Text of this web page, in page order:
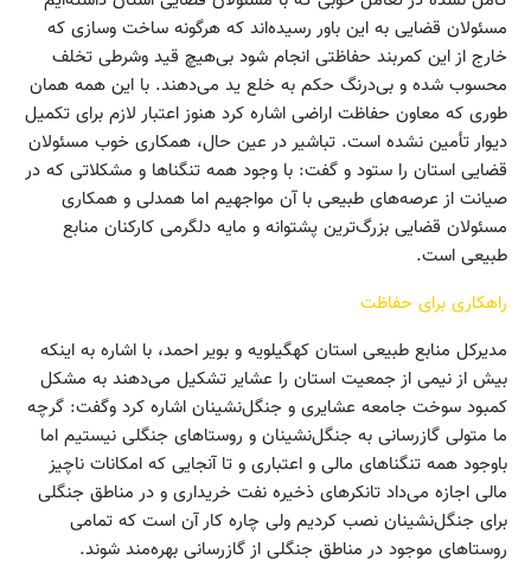
مسئولان قضایی به این باور رسیده‌اند که هرگونه ساخت وسازی که
خارج از این کمربند حفاظتی انجام شود بی‌هیچ قید وشرطی تخلف
محسوب شده و بی‌درنگ حکم به خلع ید می‌دهند. با این همه همان
طوری که معاون حفاظت اراضی اشاره کرد هنوز اعتبار لازم برای تکمیل
دیوار تأمین نشده است. تباشیر در عین حال، همکاری خوب مسئولان
قضایی استان را ستود و گفت: با وجود همه تنگناها و مشکلاتی که در
صیانت از عرصه‌های طبیعی با آن مواجهیم اما همدلی و همکاری
مسئولان قضایی بزرگ‌ترین پشتوانه و مایه دلگرمی کارکنان منابع
طبیعی است.
راهکاری برای حفاظت
مدیرکل منابع طبیعی استان کهگیلویه و بویر احمد، با اشاره به اینکه
بیش از نیمی از جمعیت استان را عشایر تشکیل می‌دهند به مشکل
کمبود سوخت جامعه عشایری و جنگل‌نشینان اشاره کرد وگفت: گرچه
ما متولی گازرسانی به جنگل‌نشینان و روستاهای جنگلی نیستیم اما
باوجود همه تنگناهای مالی و اعتباری و تا آنجایی که امکانات ناچیز
مالی اجازه می‌داد تانکرهای ذخیره نفت خریداری و در مناطق جنگلی
برای جنگل‌نشینان نصب کردیم ولی چاره کار آن است که تمامی
روستاهای موجود در مناطق جنگلی از گاز‌رسانی بهره‌مند شوند.